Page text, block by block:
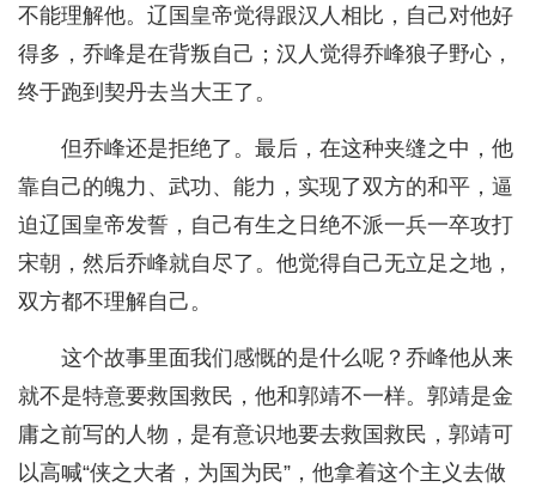
不能理解他。辽国皇帝觉得跟汉人相比，自己对他好
得多，乔峰是在背叛自己；汉人觉得乔峰狼子野心，
终于跑到契丹去当大王了。
但乔峰还是拒绝了。最后，在这种夹缝之中，他
靠自己的魄力、武功、能力，实现了双方的和平，逼
迫辽国皇帝发誓，自己有生之日绝不派一兵一卒攻打
宋朝，然后乔峰就自尽了。他觉得自己无立足之地，
双方都不理解自己。
这个故事里面我们感慨的是什么呢？乔峰他从来
就不是特意要救国救民，他和郭靖不一样。郭靖是金
庸之前写的人物，是有意识地要去救国救民，郭靖可
以高喊“侠之大者，为国为民”，他拿着这个主义去做